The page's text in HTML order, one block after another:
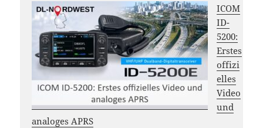
ICOM
ID-
5200:
Erstes
offizi
elles
Video
und
analoges APRS